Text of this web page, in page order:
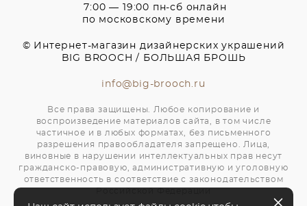
7:00 — 19:00 пн-сб онлайн
по московскому времени
© Интернет-магазин дизайнерских украшений
BIG BROOCH / БОЛЬШАЯ БРОШЬ
info@big-brooch.ru
Все права защищены. Любое копирование и
воспроизведение материалов сайта, в том числе
частичное и в любых форматах, без письменного
разрешения правообладателя запрещено. Лица,
виновные в нарушении интеллектуальных прав несут
гражданско-правовую, административную и уголовную
ответственность в соответствие с законодательством